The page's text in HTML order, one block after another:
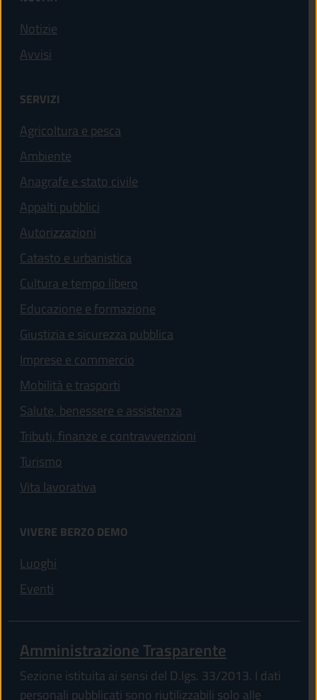
Notizie
Avvisi
SERVIZI
Agricoltura e pesca
Ambiente
Anagrafe e stato civile
Appalti pubblici
Autorizzazioni
Catasto e urbanistica
Cultura e tempo libero
Educazione e formazione
Giustizia e sicurezza pubblica
Imprese e commercio
Mobilità e trasporti
Salute, benessere e assistenza
Tributi, finanze e contravvenzioni
Turismo
Vita lavorativa
VIVERE BERZO DEMO
Luoghi
Eventi
Amministrazione Trasparente
Sezione istituita ai sensi del D.lgs. 33/2013. I dati
personali pubblicati sono riutilizzabili solo alle